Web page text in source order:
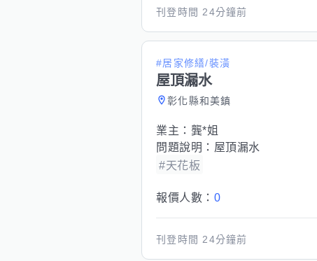
刊登時間 24分鐘前
#居家修繕/裝潢
屋頂漏水
彰化縣和美鎮
業主： 龔*姐
問題說明： 屋頂漏水
#天花板
報價人數： 0
刊登時間 24分鐘前